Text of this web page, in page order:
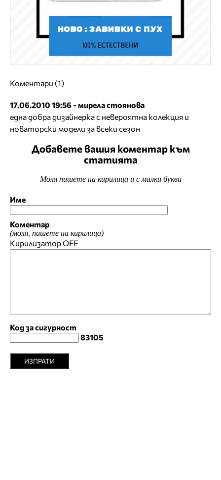
Коментари (1)
17.06.2010 19:56 - мирела стоянова
една добра дизайнерка с невероятна колекция и
новаторски модели за всеки сезон
Добавете вашия коментар към
статията
Моля пишете на кирилица и с малки букви
Име
Коментар
(моля, пишете на кирилица)
КирилизаторOFF
Код за сигурност
83105
ИЗПРАТИ